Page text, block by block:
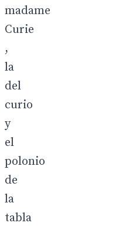
madame
Curie
,
la
del
curio
y
el
polonio
de
la
tabla